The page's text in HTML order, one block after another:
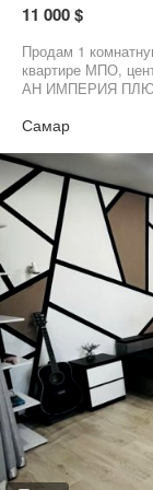
11 000 $
Продам 1
квартире МПО,
АН ИМПЕРИЯ
Самар